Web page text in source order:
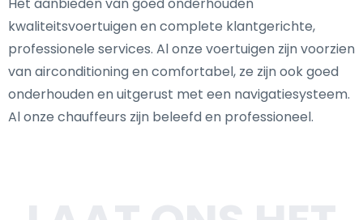
kwaliteitsvoertuigen en complete klantgerichte,
professionele services. Al onze voertuigen zijn voorzien
van airconditioning en comfortabel, ze zijn ook goed
onderhouden en uitgerust met een navigatiesysteem.
Al onze chauffeurs zijn beleefd en professioneel.